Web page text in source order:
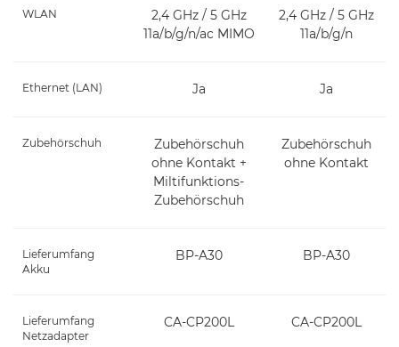
WLAN
2,4 GHz / 5 GHz
11a/b/g/n/ac MIMO
2,4 GHz / 5 GHz
11a/b/g/n
Ethernet (LAN) Ja Ja
Zubehörschuh
Zubehörschuh
ohne Kontakt +
Miltifunktions-
Zubehörschuh
Zubehörschuh
ohne Kontakt
Lieferumfang
Akku
BP-A30 BP-A30
Lieferumfang
Netzadapter
CA-CP200L CA-CP200L